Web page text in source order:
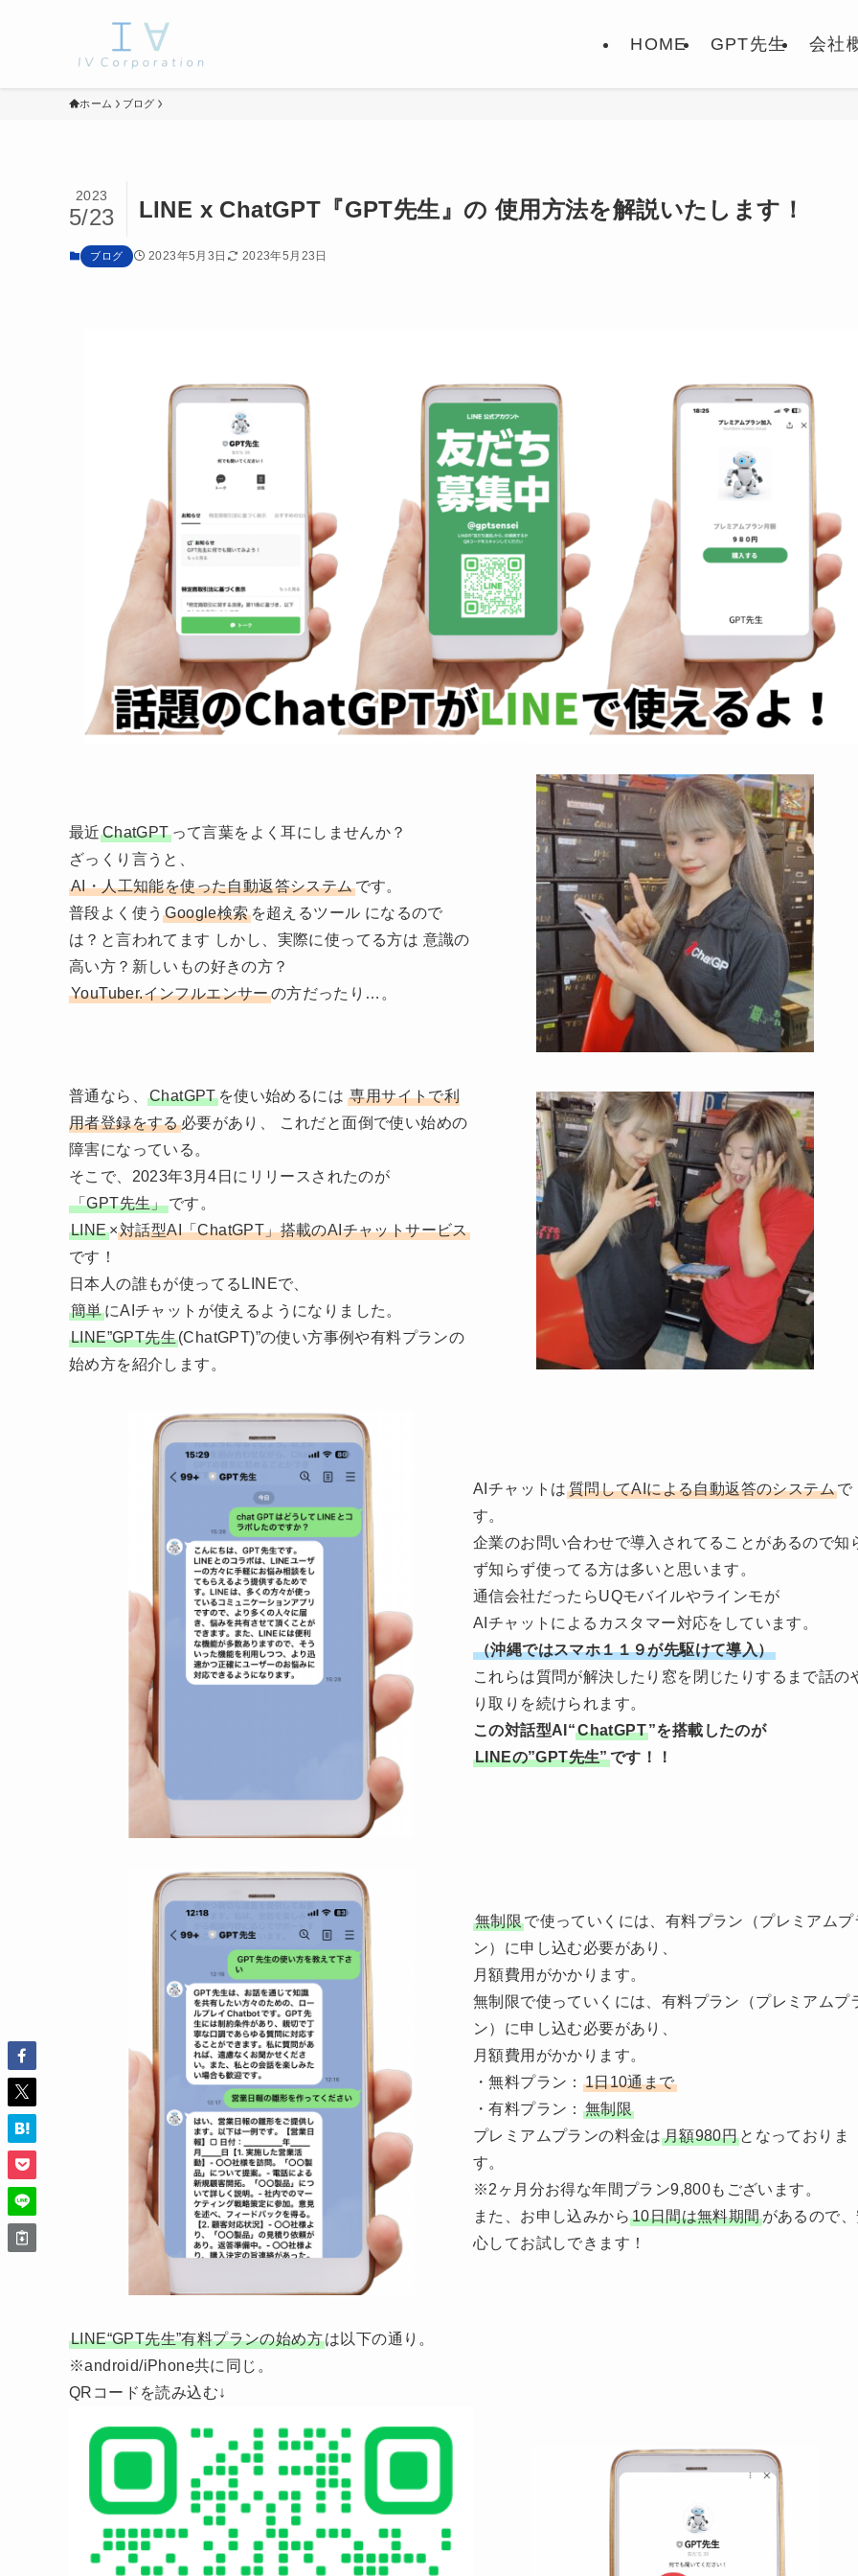
HOME GPT先生 会社
ホーム ブログ
LINE x ChatGPT『GPT先生』の 使用方法を解説いたします！
2023
5/23
ブログ 2023年5月3日 2023年5月23日
最近 ChatGPTって言葉をよく耳にしませんか？
ざっくり言うと、
AI・人工知能を使った自動返答システムです。
普段よく使うGoogle検索を超えるツール になるので
は？と言われてます しかし、実際に使ってる方は 意識の
高い方？新しいもの好きの方？
YouTuber.インフルエンサーの方だったり…。
普通なら、 ChatGPTを使い始めるには専用サイトで利
用者登録をする必要があり、 これだと面倒で使い始めの
障害になっている。
そこで、2023年3月4日にリリースされたのが
「GPT先生」です。
LINE×対話型AI「ChatGPT」搭載のAIチャットサービス
です！
日本人の誰もが使ってるLINEで、
簡単にAIチャットが使えるようになりました。
LINE”GPT先生(ChatGPT)”の使い方事例や有料プランの
始め方を紹介します。
AIチャットは 質問してAIによる自動返答のシステムで
す。
企業のお問い合わせで導入されてることがあるので知
ず知らず使ってる方は多いと思います。
通信会社だったらUQモバイルやラインモが
AIチャットによるカスタマー対応をしています。
（沖縄ではスマホ１１９が先駆けて導入）
これらは質問が解決したり窓を閉じたりするまで話の
り取りを続けられます。
この対話型AI“ChatGPT”を搭載したのが
LINEの”GPT先生”です！！
無制限で使っていくには、有料プラン（プレミアムプ
ン）に申し込む必要があり、
月額費用がかかります。
無制限で使っていくには、有料プラン（プレミアムプ
ン）に申し込む必要があり、
月額費用がかかります。
・無料プラン： 1日10通まで
・有料プラン： 無制限
プレミアムプランの料金は 月額980円 となっておりま
す。
※2ヶ月分お得な年間プラン9,800もございます。
また、お申し込みから 10日間は無料期間があるので
心してお試しできます！
LINE“GPT先生”有料プランの始め方は以下の通り。
※android/iPhone共に同じ。
QRコードを読み込む↓